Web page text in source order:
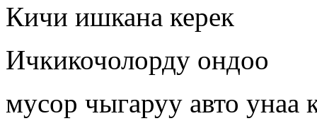
Кичи ишкана керек
Ичкикочолорду ондоо
мусор чыгаруу авто унаа